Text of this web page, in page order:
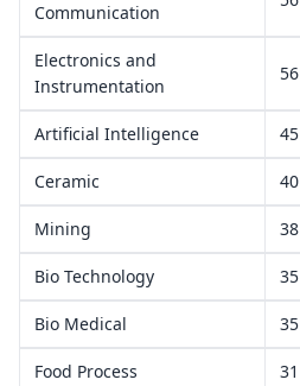
Communication
Electronics and
Instrumentation
56
Artificial Intelligence 45
Ceramic 40
Mining 38
Bio Technology 35
Bio Medical 35
Food Process 31